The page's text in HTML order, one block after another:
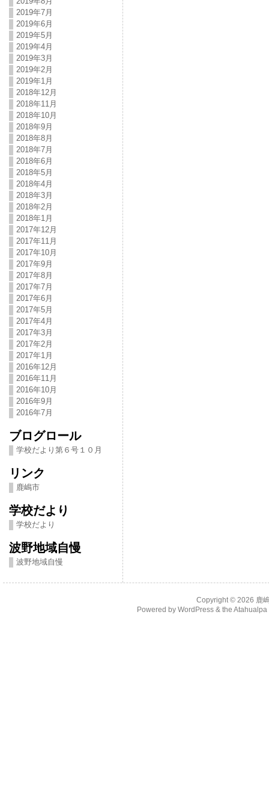
2019年7月
2019年6月
2019年5月
2019年4月
2019年3月
2019年2月
2019年1月
2018年12月
2018年11月
2018年10月
2018年9月
2018年8月
2018年7月
2018年6月
2018年5月
2018年4月
2018年3月
2018年2月
2018年1月
2017年12月
2017年11月
2017年10月
2017年9月
2017年8月
2017年7月
2017年6月
2017年5月
2017年4月
2017年3月
2017年2月
2017年1月
2016年12月
2016年11月
2016年10月
2016年9月
2016年7月
ブログロール
学校だより第６号１０月
リンク
鹿嶋市
学校だより
学校だより
波野地域自慢
波野地域自慢
Copyright © 2026 鹿
Powered by WordPress& the Atahualpa